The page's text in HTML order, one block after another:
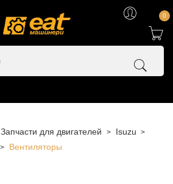
0
Запчасти для двигателей
Isuzu
Вентиляторы